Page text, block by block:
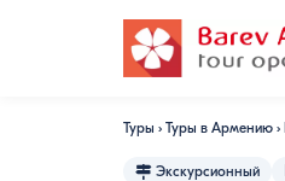
Туры › Туры в Армению ›
Экскурсионный